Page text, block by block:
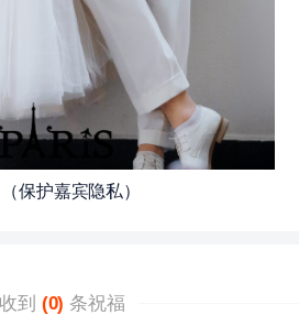
保护嘉宾隐私）
到 (0) 条祝福